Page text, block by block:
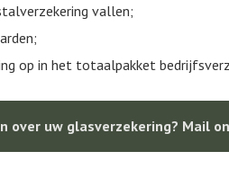
vallen;
op in het totaalpakket
over uw glasverzekering? Mail